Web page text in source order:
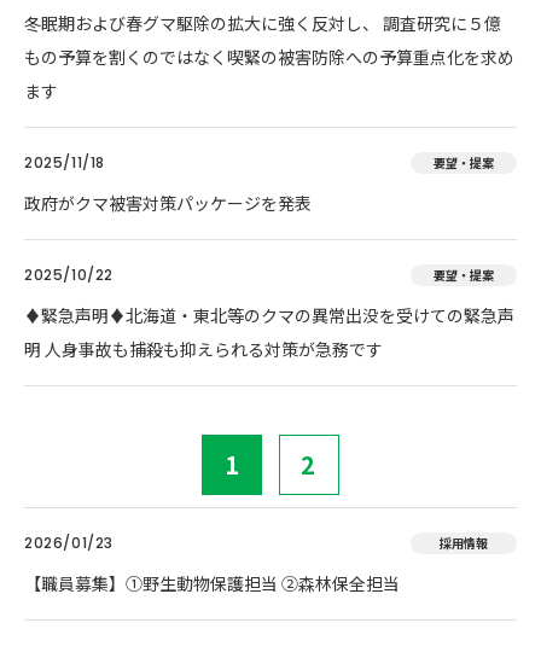
冬眠期および春グマ駆除の拡大に強く反対し、 調査研究に５億
もの予算を割くのではなく喫緊の被害防除への予算重点化を求め
ます
2025/11/18 要望・提案
政府がクマ被害対策パッケージを発表
2025/10/22 要望・提案
♦️緊急声明♦️北海道・東北等のクマの異常出没を受けての緊急声
明 人身事故も捕殺も抑えられる対策が急務です
1 2
2026/01/23 採用情報
【職員募集】①野生動物保護担当 ②森林保全担当